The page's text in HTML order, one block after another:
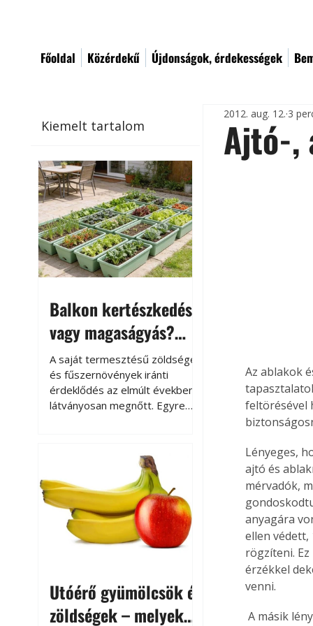
Főoldal Közérdekű Újdonságok, érdekességek
Kiemelt tartalom
Balkon kertészkedés
vagy magaságyás?
Helytakarékos
kertészkedés
A saját termesztésű zöldségek
és fűszernövények iránti
érdeklődés az elmúlt években
látványosan megnőtt. Egyre
kertészkedés sokak számára
kikapcsolódást és feltöltődést
is jelent.
Utóérő gyümölcsök és
zöldségek – melyek
Ajtó-,
2012. aug. 12. 3
Az ablakok
feltörésével
Lényeges,
ajtó és
mérvadók,
anyagára
ellen védett,
rögzíteni.
érzékkel
venni.
A másik lényeges szempont, hogy a rácsokat mindenkor szilárd keret övezze, ami egyben